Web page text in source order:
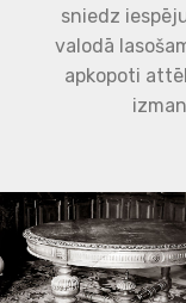
sniedz
valodā
apkopoti